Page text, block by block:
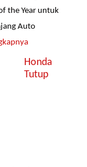
the Year untuk
Auto
Honda
Tutup